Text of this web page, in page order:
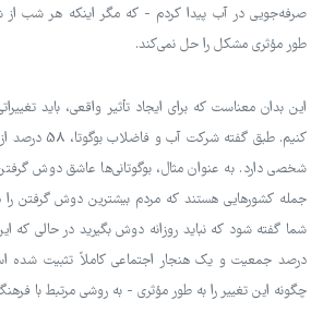
صرفه‌جویی در آب پیدا کردم - که مگر اینکه هر شب از
طور مؤثری مشکل را حل نمی‌کند.
این بدان معناست که برای ایجاد تأثیر واقعی، باید
کنیم. طبق گفته
شخصی دارد. به عنوان مثال، بوگوتانی‌ها عاشق دوش
جمله کشورهایی هستند که مردم بیشترین دوش گرفتن را
درصد جمعیت و یک هنجار اجتماعی کاملاً تثبیت شده
چگونه این تغییر را به طور مؤثری - به روشی مرتبط با